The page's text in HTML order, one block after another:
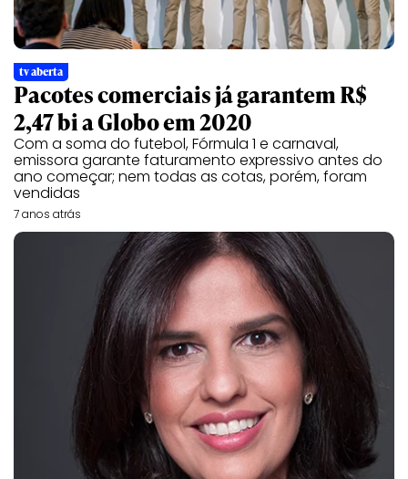
tv aberta
Pacotes comerciais já garantem R$
2,47 bi a Globo em 2020
Com a soma do futebol, Fórmula 1 e carnaval,
emissora garante faturamento expressivo antes do
ano começar; nem todas as cotas, porém, foram
vendidas
7 anos atrás